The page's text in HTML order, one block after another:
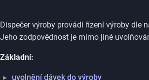
Dispečer výroby provádí řízení výroby dle
Jeho zodpovědnost je mimo jiné
Základní:
uvolnění dávek do výroby